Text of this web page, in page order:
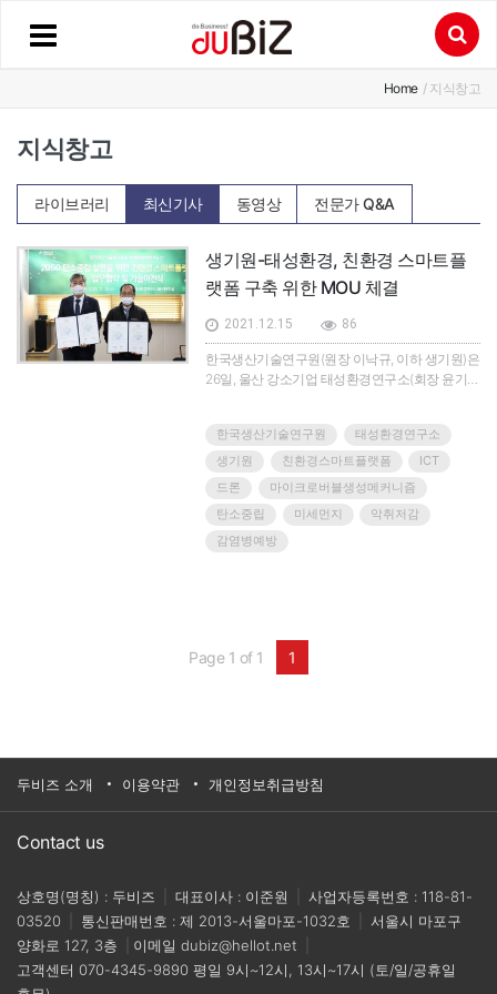
Home / 지식창고
지식창고
라이브러리 최신기사 동영상 전문가 Q&A
생기원-태성환경, 친환경 스마트플
랫폼 구축 위한 MOU 체결
2021.12.15 86
한국생산기술연구원(원장 이낙규, 이하 생기원)은
26일, 울산 강소기업 태성환경연구소(회장 윤기
도화에 힘을 모으기로 하고 업무협약을 체결했다.
태성환경 본사(울주군 온산읍)에서 열린 이날 행
사에는 협약기관 대표인 이낙규 생기원장과 윤기
열 태성환경 회장을 비롯해 생기원 이만식 울산본
부장, 이언성 기술사업화실장, 태성환경 김석만 대
표이사 등 관계자 15여명이 참석했다.이번 협약을
이전한 산업환경 청정화 기술을 태성환경 내 테스
트베드에서 스케일업 및 실증한 뒤, ICT 및 드론 기
술이 적용된 제품을 출시하는 방식으로 이뤄진다.
마 시스템 적용을 통한 난용성 악취물질 저감기
술’을 지원한다.한편, 태성환경에서는 지원받은 기
적으로 기획·추진할 계획이다.이 같은 기술협력의
기반이 다지는 이번 행사는 크게 업무협약식과 기
술이전 세레모니 총 2부로 나뉘어 1시간에 걸쳐 진
행됐다.1부 업무협약식에서는 태성환경이 상호협
력 어젠다 추진을 위한 협력방안을 발표한 뒤 협약
한국생산기술연구원
태성환경연구소
생기원
친환경스마트플랫폼
ICT
드론
마이크로버블생성메커니즘
탄소중립
미세먼지
악취저감
감염병예방
Page 1 of 1 1
두비즈 소개 이용약관 개인정보취급방침
Contact us
상호명(명칭) : 두비즈 대표이사 : 이준원
사업자등록번호 : 118-81-
03520
통신판매번호 : 제 2013-서울마포-1032호
서울시 마포구
양화로 127, 3층
이메일 dubiz@hellot.net
고객센터 070-4345-9890 평일 9시~12시, 13시~17시 (토/일/공휴일